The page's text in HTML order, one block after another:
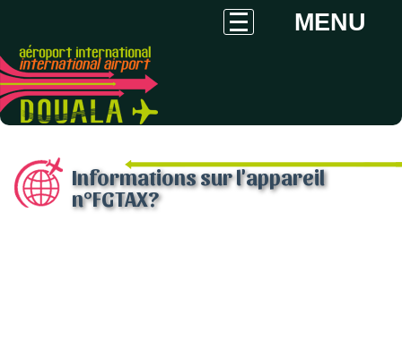
MENU
Informations sur l'appareil
n°FGTAX?